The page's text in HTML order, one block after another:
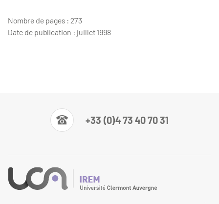
Nombre de pages : 273
Date de publication : juillet 1998
+33 (0)4 73 40 70 31